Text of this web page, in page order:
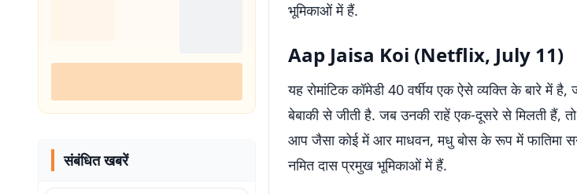
संबंधित खबरें
भूमिकाओं में हैं.
Aap Jaisa Koi (Netflix, July 11)
यह रोमांटिक कॉमेडी 40 वर्षीय एक ऐसे व्यक्ति के बारे में
बेबाकी से जीती है. जब उनकी राहें एक-दूसरे से मिलती हैं,
आप जैसा कोई में आर माधवन, मधु बोस के रूप में फातिमा
नमित दास प्रमुख भूमिकाओं में हैं.